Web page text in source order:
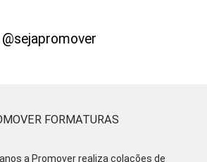
@sejapromover
FORMATURAS
a Promover realiza colações de